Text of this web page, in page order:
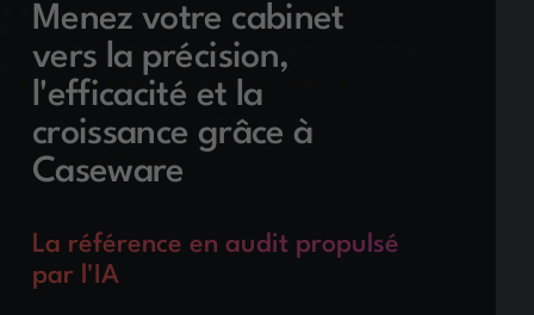
Menez votre cabinet
vers la précision,
l'efficacité et la
croissance grâce à
Caseware
La référence en audit propulsé
par l'IA